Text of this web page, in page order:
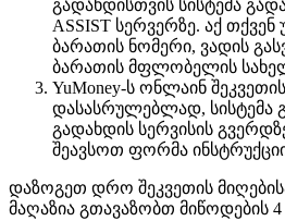
გადახდისთვის სისტემა
ASSIST სერვერზე. აქ თქვენ
ბარათის ნომერი, ვადის
ბარათის მფლობელის
YuMoney-ს ონლაინ
დასასრულებლად, სისტემა
გადახდის სერვისის
შეავსოთ ფორმა
დაზოგეთ დრო შეკვეთის
მაღაზია გთავაზობთ მიწოდების 4